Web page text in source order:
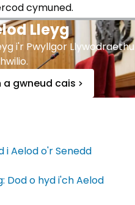
cymuned.
Lleyg
i'r Pwyllgor Llywodraethu
gwneud cais
i Aelod o'r Senedd
Dod o hyd i'ch Aelod